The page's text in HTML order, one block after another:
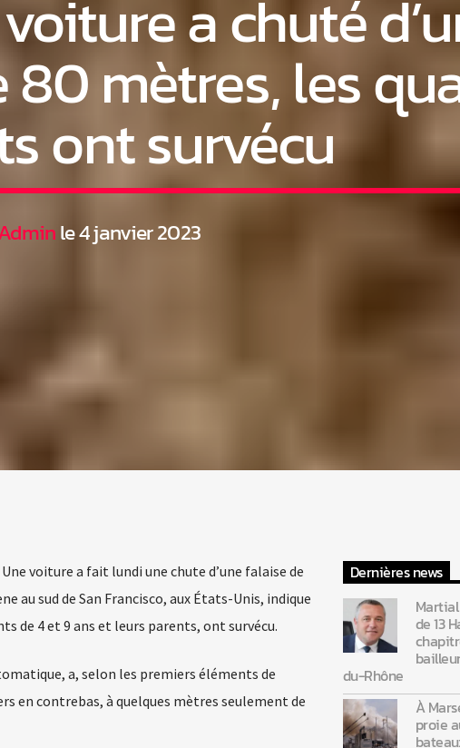
a chuté
80 mètres, les
ont survécu
le 4 janvier 2023
voiture a fait lundi une chute d’une falaise de
au sud de San Francisco, aux États-Unis, indique
de 4 et 9 ans et leurs parents, ont survécu.
a, selon les premiers éléments de
en contrebas, à quelques mètres seulement de
Dernières news
de 13
du-Rhône
À
proie